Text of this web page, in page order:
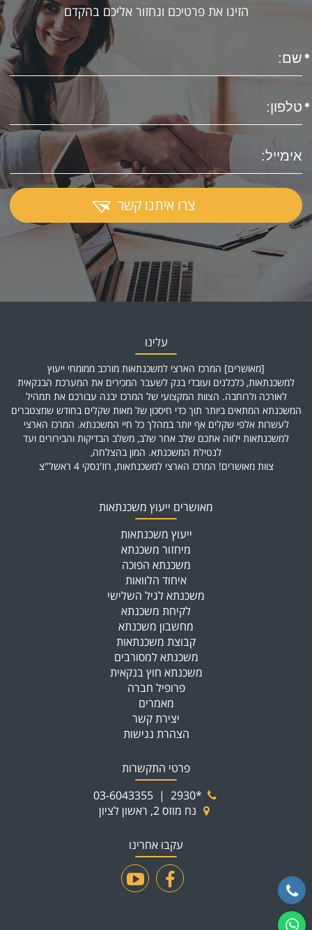
הזינו את פרטיכם ונחזור אליכם בהקדם
צרו איתנו קשר
עלינו
[מאושרים] המרכז הארצי למשכנתאות מורכב ממומחי ייעוץ
למשכנתאות, כלכלנים ועובדי בנק לשעבר המכירים את המערכת הבנקאית
לאורכה ולרוחבה. הצוות המקצועי של המרכז יבנה עבורכם את תמהיל
המשכנתא המתאים ביותר תוך כדי חיסכון של מאות שקלים בחודש שמצטברים
לעשרות אלפי שקלים אף יותר במהלך כל חיי המשכנתא. המרכז הארצי
למשכנתאות ילווה אתכם שלב אחר שלב, משלב הבדיקות והבירורים ועד
לנטילת המשכנתא. המון בהצלחה,
צוות מאושרים! המרכז הארצי למשכנתאות, רוז'נסקי 4 ראשל"צ
מאושרים ייעוץ משכנתאות
ייעוץ משכנתאות
מיחזור משכנתא
משכנתא הפוכה
איחוד הלוואות
משכנתא לגיל השלישי
לקיחת משכנתא
מחשבון משכנתא
קבוצת משכנתאות
משכנתא למסורבים
משכנתא חוץ בנקאית
פרופיל חברה
מאמרים
יצירת קשר
הצהרת נגישות
פרטי התקשרות
*2930
|
03-6043355
נח מוזס 2, ראשון לציון
עקבו אחרינו